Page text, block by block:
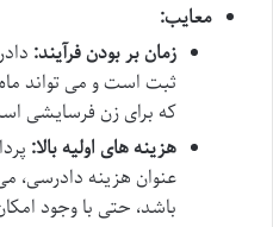
معایب:
زمان بر بودن فرآیند:
ثبت است و می تواند
که برای زن فرسایشی
هزینه های اولیه بالا:
عنوان هزینه دادرسی،
باشد، حتی با وجود